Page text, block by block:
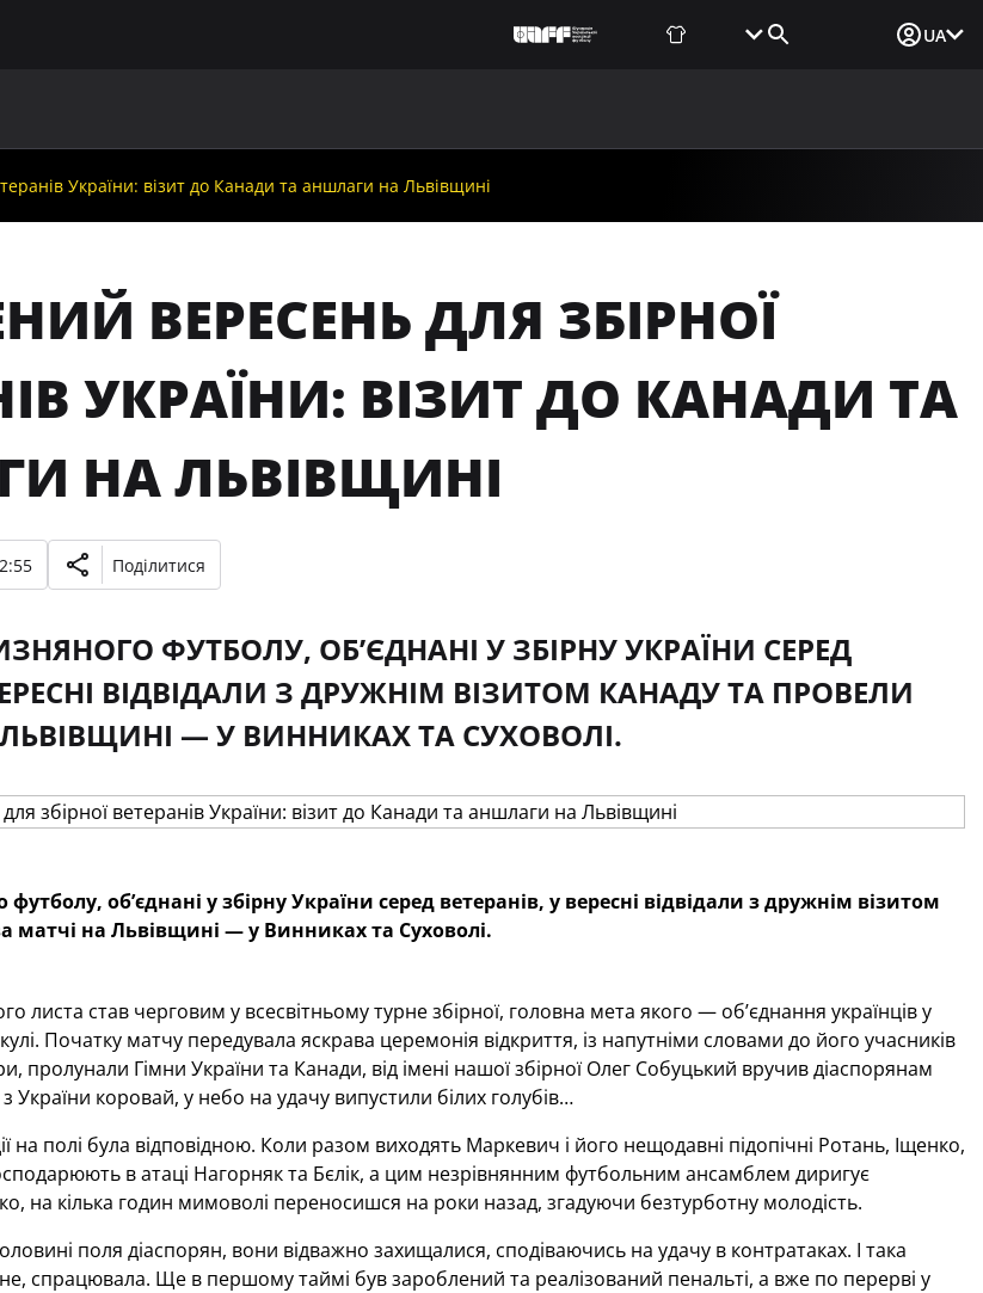
UA
України: візит до Канади та аншлаги на Львівщині
ВЕРЕСЕНЬ ДЛЯ ЗБІРНОЇ
УКРАЇНИ: ВІЗИТ ДО КАНАДИ ТА
НА ЛЬВІВЩИНІ
Поділитися
ФУТБОЛУ, ОБ’ЄДНАНІ У ЗБІРНУ УКРАЇНИ СЕРЕД
ВІДВІДАЛИ З ДРУЖНІМ ВІЗИТОМ КАНАДУ ТА ПРОВЕЛИ
— У ВИННИКАХ ТА СУХОВОЛІ.
об’єднані у збірну України серед ветеранів, у вересні відвідали з дружнім візитом
матчі на Львівщині — у Винниках та Суховолі.
листа став черговим у всесвітньому турне збірної, головна мета якого — об’єднання українців у
Початку матчу передувала яскрава церемонія відкриття, із напутніми словами до його учасників
пролунали Гімни України та Канади, від імені нашої збірної Олег Собуцький вручив діаспорянам
України коровай, у небо на удачу випустили білих голубів…
на полі була відповідною. Коли разом виходять Маркевич і його нещодавні підопічні Ротань, Іщенко,
в атаці Нагорняк та Бєлік, а цим незрівнянним футбольним ансамблем диригує
на кілька годин мимоволі переносишся на роки назад, згадуючи безтурботну молодість.
поля діаспорян, вони відважно захищалися, сподіваючись на удачу в контратаках. І така
спрацювала. Ще в першому таймі був зароблений та реалізований пенальті, а вже по перерві у